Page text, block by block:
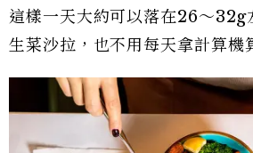
這樣一天大約可以落在26～32g
生菜沙拉，也不用每天拿計算機